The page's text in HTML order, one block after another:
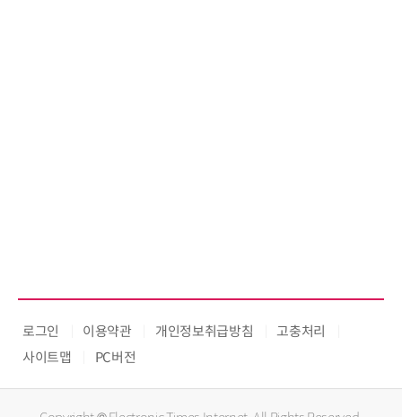
로그인 이용약관 개인정보취급방침
고충처리
사이트맵
PC버전